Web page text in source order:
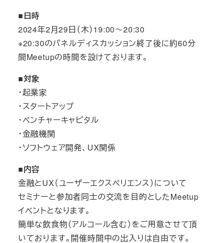
■日時
2024年2月29日（木）19:00～20:30
※20:30のパネルディスカッション終了後に約60分
間Meetupの時間を設けております。
■対象
・起業家
・スタートアップ
・ベンチャーキャピタル
・金融機関
・ソフトウェア開発、UX関係
■内容
金融とUX（ユーザーエクスペリエンス）について
セミナーと参加者同士の交流を目的としたMeetup
イベントとなります。
簡単な飲食物（アルコール含む）をご用意させて頂
いております。開催時間中の出入りは自由です。